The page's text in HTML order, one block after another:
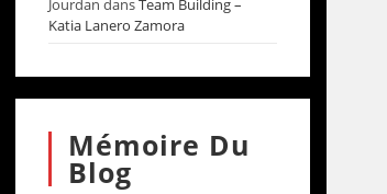
Jourdan dansTeam Building –
Katia Lanero Zamora
Mémoire Du
Blog